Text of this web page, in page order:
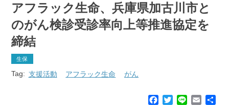
アフラック生命、兵庫県加古川市と
のがん検診受診率向上等推進協定を
締結
生保
Tag: 支援活動 アフラック生命 がん
T
E